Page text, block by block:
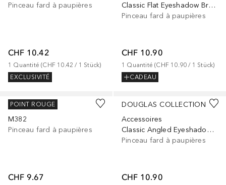
Pinceau fard à paupières
CHF 10.42
1 Quantité (CHF 10.42 / 1 Stück)
EXCLUSIVITÉ
Classic Flat Eyeshadow Brush
Pinceau fard à paupières
CHF 10.90
1 Quantité (CHF 10.90 / 1 Stück)
CADEAU
MORPHE
M382
Pinceau fard à paupières
CHF 9.67
POINT ROUGE
DOUGLAS COLLECTION
Accessoires
Classic Angled Eyeshadow Brush
Pinceau fard à paupières
CHF 10.90